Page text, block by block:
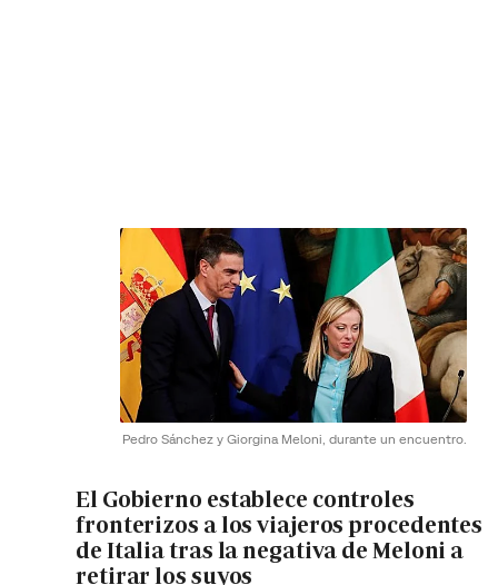
Pedro Sánchez y Giorgina Meloni, durante un encuentro.
El Gobierno establece controles
fronterizos a los viajeros procedentes
de Italia tras la negativa de Meloni a
retirar los suyos